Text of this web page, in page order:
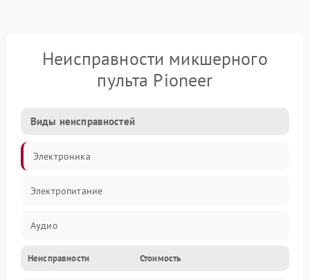
Неисправности микшерного
пульта Pioneer
Виды неисправностей
Электроника
Электропитание
Аудио
Механические повреждения
Неисправности Стоимость